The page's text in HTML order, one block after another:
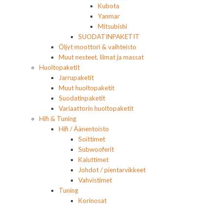
Kubota
Yanmar
Mitsubishi
SUODATINPAKETIT
Öljyt moottori & vaihteisto
Muut nesteet, liimat ja massat
Huoltopaketit
Jarrupaketit
Muut huoltopaketit
Suodatinpaketit
Variaattorin huoltopaketit
Hifi & Tuning
Hifi / Äänentoisto
Soittimet
Subwooferit
Kaiuttimet
Johdot / pientarvikkeet
Vahvistimet
Tuning
Korinosat